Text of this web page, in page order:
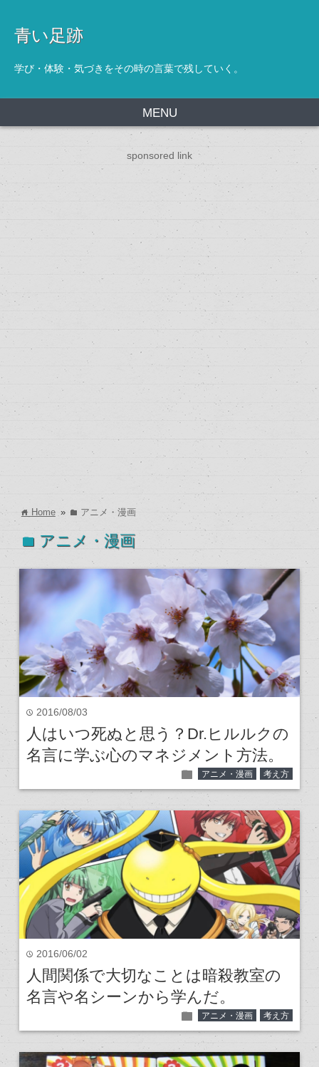
青い足跡
学び・体験・気づきをその時の言葉で残していく。
MENU
sponsored link
home Home » folder アニメ・漫画
folder アニメ・漫画
time 2016/08/03
人はいつ死ぬと思う？Dr.ヒルルクの
名言に学ぶ心のマネジメント方法。
folder アニメ・漫画 考え方
time 2016/06/02
人間関係で大切なことは暗殺教室の
名言や名シーンから学んだ。
folder アニメ・漫画 考え方